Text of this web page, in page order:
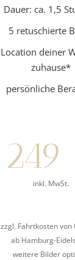
Dauer: ca. 1,5
5 retuschierte
deiner
zuhause*
persönliche
249
inkl. MwSt.
Fahrtkosten von
ab Hamburg-
weitere Bilder